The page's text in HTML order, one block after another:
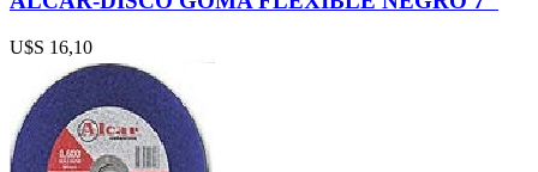
U$S 16,10